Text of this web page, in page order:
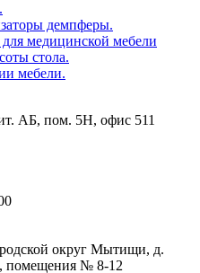
демпферы.
медицинской мебели
стола.
мебели.
АБ, пом. 5Н, офис 511
округ Мытищи, д.
помещения № 8-12